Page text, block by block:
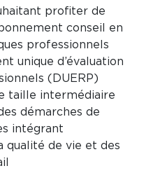
profiter de
conseil en
professionnels
unique d’évaluation
(DUERP)
taille intermédiaire
démarches de
intégrant
qualité de vie et des